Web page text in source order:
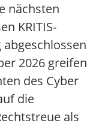
nächsten
KRITIS-
2026 greifen
des Cyber
die
als